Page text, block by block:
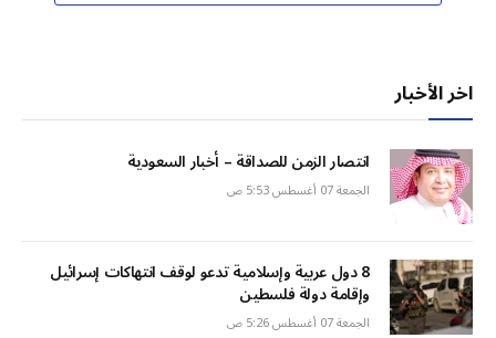
اخر الأخبار
انتصار الزمن للصداقة – أخبار السعودية
الجمعة 07 أغسطس 5:53 ص
8 دول عربية وإسلامية تدعو لوقف انتهاكات إسرائيل
وإقامة دولة فلسطين
الجمعة 07 أغسطس 5:26 ص